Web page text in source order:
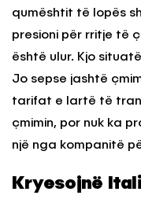
qumështit të lopës
presioni për rritje të
është ulur. Kjo
Jo sepse jashtë
tarifat e lartë të
çmimin, por nuk ka
një nga kompanitë
Kryesojnë